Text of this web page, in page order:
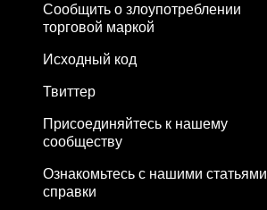
Сообщить о злоупотреблении
торговой маркой
Исходный код
Твиттер
Присоединяйтесь к нашему
сообществу
Ознакомьтесь с нашими статьями
справки